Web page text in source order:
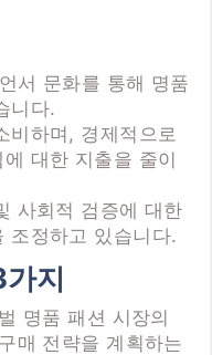
서 문화를 통해 명품
니다.
비하며, 경제적으로
대한 지출을 줄이
사회적 검증에 대한
조정하고 있습니다.
지
명품 패션 시장의
매 전략을 계획하는